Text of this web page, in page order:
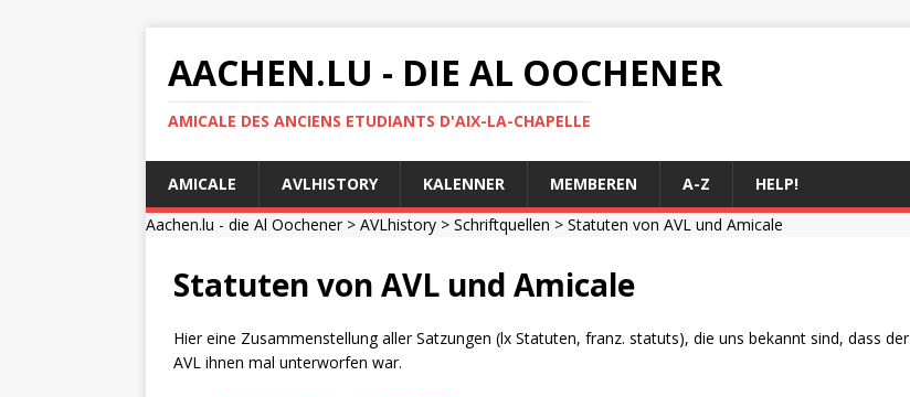
AACHEN.LU - DIE AL OOCHENER
AMICALE DES ANCIENS ETUDIANTS D'AIX-LA-CHAPELLE
AMICALE AVLHISTORY KALENNER MEMBEREN A-Z
HELP!
Aachen.lu - die Al Oochener> AVLhistory > Schriftquellen > Statuten von AVL und Amicale
Statuten von AVL und Amicale
Hier eine Zusammenstellung aller Satzungen (lx Statuten, franz. statuts), die uns bekannt sind, dass der
AVL ihnen mal unterworfen war.